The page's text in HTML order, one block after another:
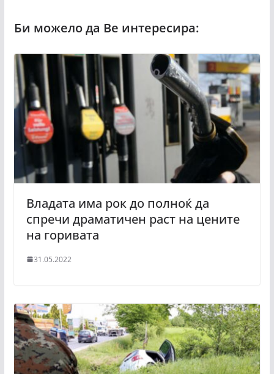
Владата има рок до полноќ да
спречи драматичен раст на цените
на горивата
31.05.2022